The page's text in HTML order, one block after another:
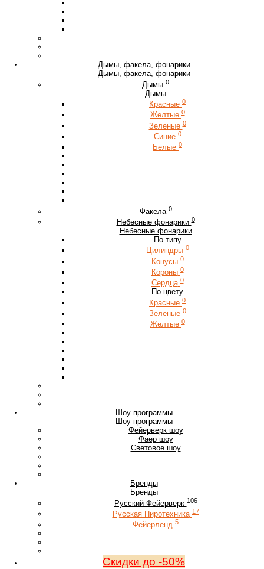
Дымы, факела, фонарики
Дымы, факела, фонарики
Дымы 0
Дымы
Красные 0
Желтые 0
Зеленые 0
Синие 0
Белые 0
Факела 0
Небесные фонарики 0
Небесные фонарики
По типу
Цилиндры 0
Конусы 0
Короны 0
Сердца 0
По цвету
Красные 0
Зеленые 0
Желтые 0
Шоу программы
Шоу программы
Фейерверк шоу
Фаер шоу
Световое шоу
Бренды
Бренды
Русский Фейерверк 106
Русская Пиротехника 17
Фейерленд 5
Скидки до -50%